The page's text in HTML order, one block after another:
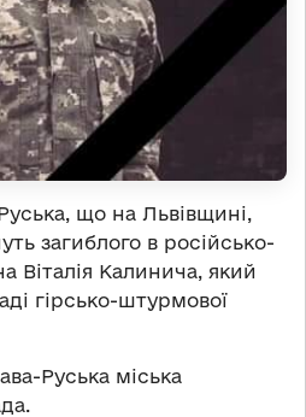
що на Львівщині,
загиблого в російсько-
Віталія Калинича, який
гірсько-штурмової
Руська міська